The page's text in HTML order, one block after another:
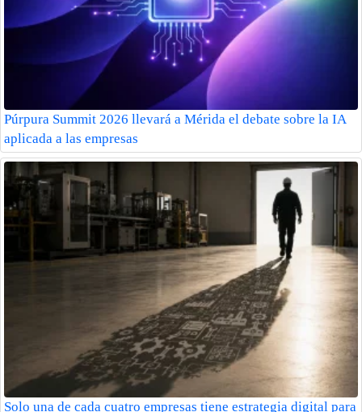
Púrpura Summit 2026 llevará a Mérida el debate sobre la IA
aplicada a las empresas
Solo una de cada cuatro empresas tiene estrategia digital para